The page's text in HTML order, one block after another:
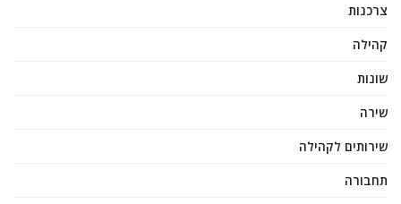
צרכנות
קהילה
שונות
שירה
שירותים לקהילה
תחבורה